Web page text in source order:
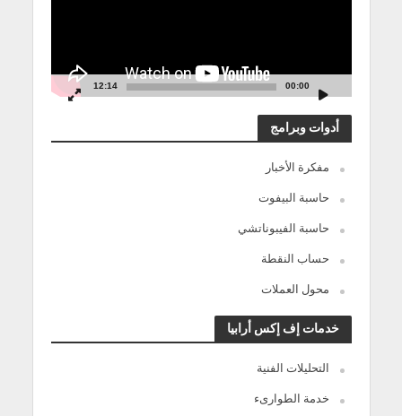
00:00
12:14
أدوات وبرامج
مفكرة الأخبار
حاسبة البيفوت
حاسبة الفيبوناتشي
حساب النقطة
محول العملات
خدمات إف إكس أرابيا
التحليلات الفنية
خدمة الطوارىء